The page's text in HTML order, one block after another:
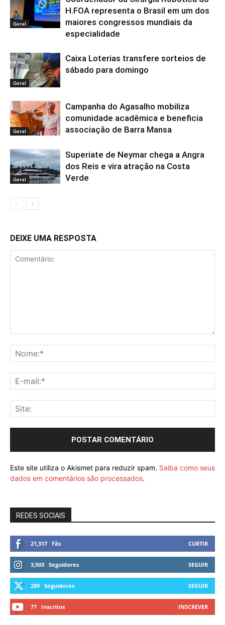
Geral
H.FOA representa o Brasil em um dos
maiores congressos mundiais da
especialidade
Geral
Caixa Loterias transfere sorteios de
sábado para domingo
Geral
Campanha do Agasalho mobiliza
comunidade acadêmica e beneficia
associação de Barra Mansa
Geral
Superiate de Neymar chega a Angra
dos Reis e vira atração na Costa
Verde
DEIXE UMA RESPOSTA
Este site utiliza o Akismet para reduzir spam. Saiba como seus
dados em comentários são processados.
REDES SOCIAIS
21,317 Fãs CURTIR
3,503 Seguidores SEGUIR
289 Seguidores SEGUIR
77 Inscritos INSCREVER